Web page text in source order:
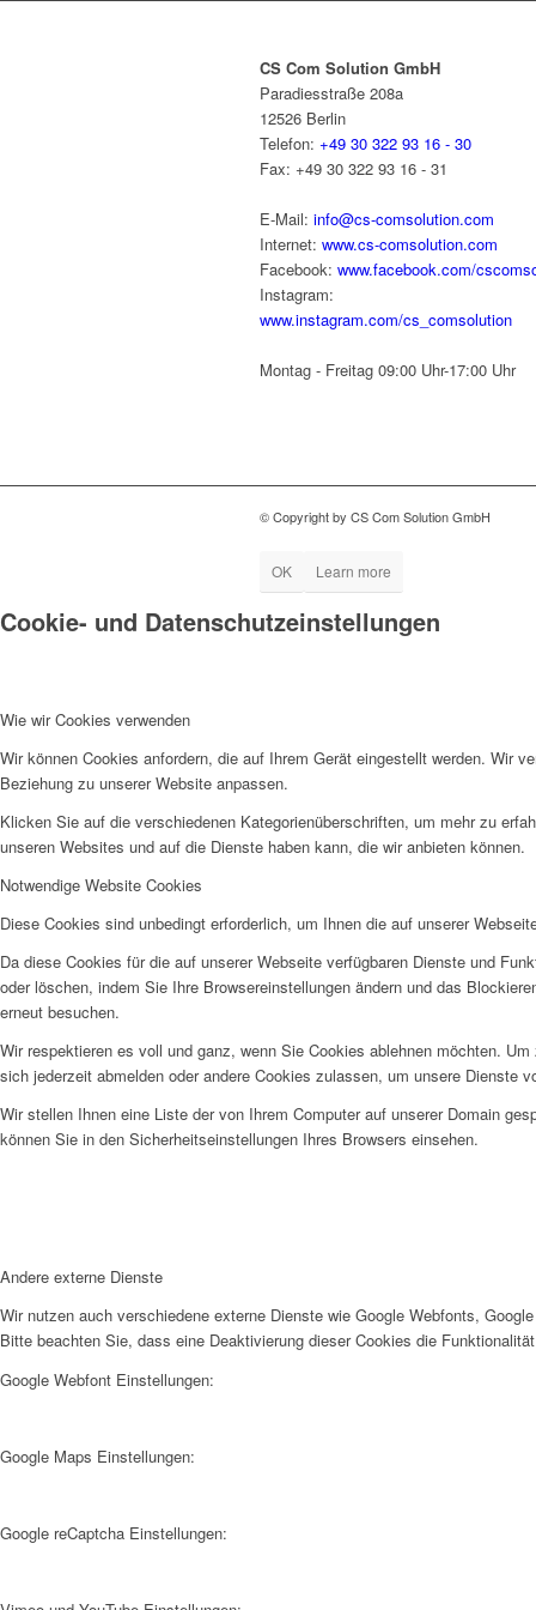
CS Com Solution GmbH
Paradiesstraße 208a
12526 Berlin
Telefon: +49 30 322 93 16 - 30
Fax: +49 30 322 93 16 - 31
E-Mail: info@cs-comsolution.com
Internet: www.cs-comsolution.com
Facebook: www.facebook.com/
Instagram:
www.instagram.com/cs_comsolution
Montag - Freitag 09:00 Uhr-17:00 Uhr
© Copyright by CS Com Solution GmbH
OK Learn more
Cookie- und Datenschutzeinstellungen
Wie wir Cookies verwenden
Wir können Cookies anfordern, die auf Ihrem Gerät eingestellt werden. Wir
Beziehung zu unserer Website anpassen.
Klicken Sie auf die verschiedenen Kategorienüberschriften, um mehr zu
unseren Websites und auf die Dienste haben kann, die wir anbieten können.
Notwendige Website Cookies
Diese Cookies sind unbedingt erforderlich, um Ihnen die auf unserer
Da diese Cookies für die auf unserer Webseite verfügbaren Dienste und
oder löschen, indem Sie Ihre Browsereinstellungen ändern und das
erneut besuchen.
Wir respektieren es voll und ganz, wenn Sie Cookies ablehnen möchten.
sich jederzeit abmelden oder andere Cookies zulassen, um unsere Dienste
Wir stellen Ihnen eine Liste der von Ihrem Computer auf unserer Domain
können Sie in den Sicherheitseinstellungen Ihres Browsers einsehen.
Andere externe Dienste
Wir nutzen auch verschiedene externe Dienste wie Google Webfonts,
Bitte beachten Sie, dass eine Deaktivierung dieser Cookies die
Google Webfont Einstellungen:
Google Maps Einstellungen:
Google reCaptcha Einstellungen: